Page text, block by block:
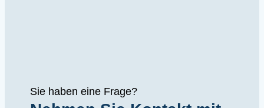
Sie haben eine Frage?